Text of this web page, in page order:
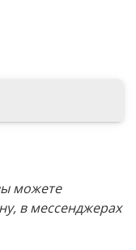
можете
в мессенджерах